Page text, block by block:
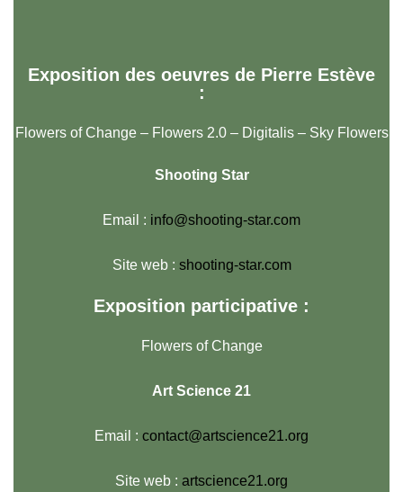
Exposition des oeuvres de Pierre Estève
:
Flowers of Change – Flowers 2.0 – Digitalis – Sky Flowers
Shooting Star
Email : info@shooting-star.com
Site web : shooting-star.com
Exposition participative :
Flowers of Change
Art Science 21
Email : contact@artscience21.org
Site web : artscience21.org